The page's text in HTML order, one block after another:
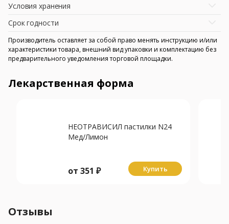
Условия хранения
Срок годности
Производитель оставляет за собой право менять инструкцию и/или
характеристики товара, внешний вид упаковки и комплектацию без
предварительного уведомления торговой площадки.
Лекарственная форма
НЕОТРАВИСИЛ пастилки N24
Мед/Лимон
от 351 ₽ Купить
Отзывы